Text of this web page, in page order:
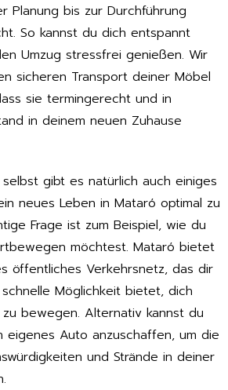
Planung bis zur Durchführung
So kannst du dich entspannt
Umzug stressfrei genießen. Wir
sicheren Transport deiner Möbel
sie termingerecht und in
in deinem neuen Zuhause
gibt es natürlich auch einiges
neues Leben in Mataró optimal zu
Frage ist zum Beispiel, wie du
möchtest. Mataró bietet
öffentliches Verkehrsnetz, das dir
Möglichkeit bietet, dich
bewegen. Alternativ kannst du
eigenes Auto anzuschaffen, um die
und Strände in deiner